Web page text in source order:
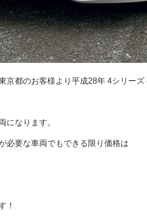
京都のお客様より平成28年 4シリーズ
になります。
必要な車両でもできる限り価格は
！